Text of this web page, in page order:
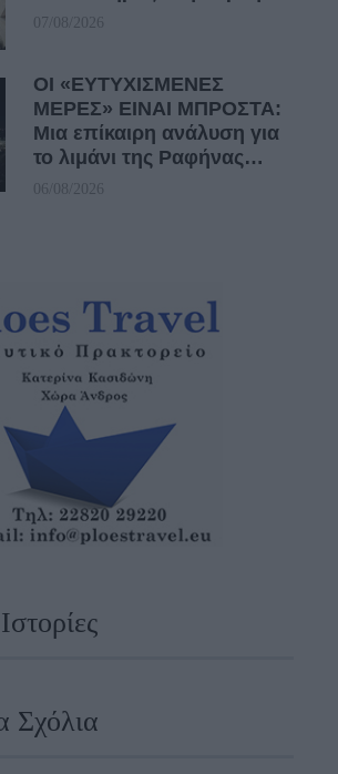
07/08/2026
ΟΙ «ΕΥΤΥΧΙΣΜΕΝΕΣ
ΜΕΡΕΣ» ΕΙΝΑΙ ΜΠΡΟΣΤΑ:
Μια επίκαιρη ανάλυση για
το λιμάνι της Ραφήνας…
06/08/2026
Σχόλια